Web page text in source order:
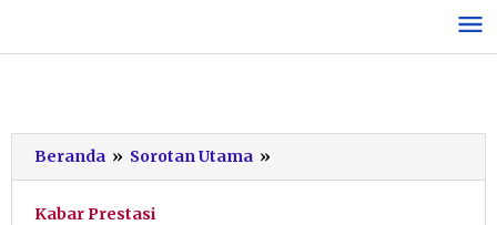
konten
Beranda » Sorotan Utama »
Gemilang,
Kabar Prestasi